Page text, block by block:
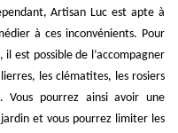
Artisan Luc est apte à
à ces inconvénients. Pour
est possible de l’accompagner
les clématites, les rosiers
Vous pourrez ainsi avoir une
et vous pourrez limiter les